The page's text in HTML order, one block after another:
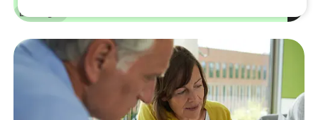
Kategorie
Leistungen